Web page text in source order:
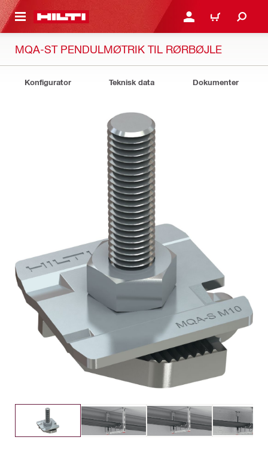
HOVEDINDHOLD LOG IND ELLER
INDKØBSKURV
MQA-ST PENDULMØTRIK TIL RØRBØJLE
Konfigurator Teknisk data Dokumenter